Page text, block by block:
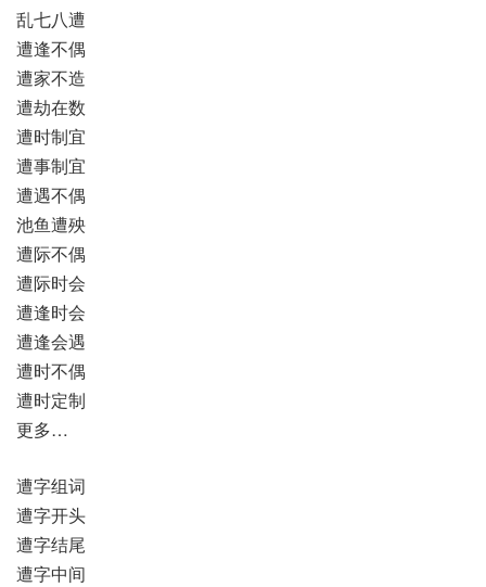
乱七八遭
遭逢不偶
遭家不造
遭劫在数
遭时制宜
遭事制宜
遭遇不偶
池鱼遭殃
遭际不偶
遭际时会
遭逢时会
遭逢会遇
遭时不偶
遭时定制
更多…
遭字组词
遭字开头
遭字结尾
遭字中间